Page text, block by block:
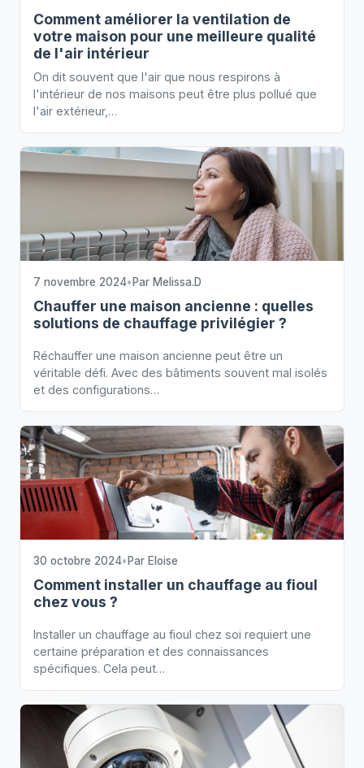
Comment améliorer la ventilation de
votre maison pour une meilleure qualité
de l'air intérieur
On dit souvent que l'air que nous respirons à
l'intérieur de nos maisons peut être plus pollué que
l'air extérieur,…
7 novembre 2024• Par Melissa.D
Chauffer une maison ancienne : quelles
solutions de chauffage privilégier ?
Réchauffer une maison ancienne peut être un
véritable défi. Avec des bâtiments souvent mal isolés
et des configurations…
30 octobre 2024• Par Eloise
Comment installer un chauffage au fioul
chez vous ?
Installer un chauffage au fioul chez soi requiert une
certaine préparation et des connaissances
spécifiques. Cela peut…